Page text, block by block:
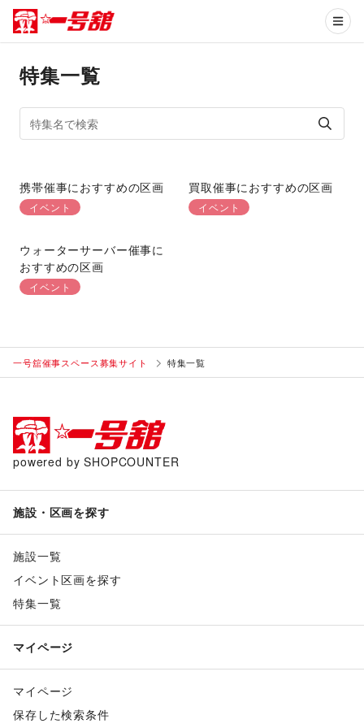
特集一覧
携帯催事におすすめの区画
イベント
買取催事におすすめの区画
イベント
ウォーターサーバー催事に
おすすめの区画
イベント
一号舘催事スペース募集サイト 特集一覧
powered by SHOPCOUNTER
施設・区画を探す
施設一覧
イベント区画を探す
特集一覧
マイページ
マイページ
保存した検索条件